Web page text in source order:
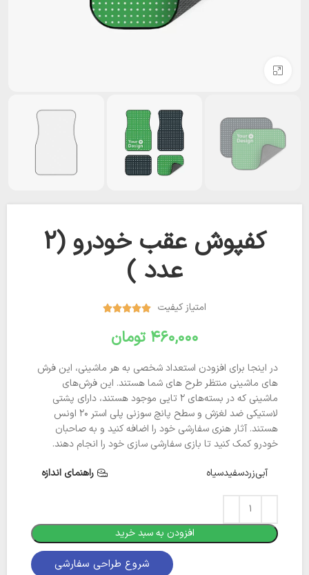
کفپوش عقب خودرو (‌۲
عدد )‌
امتیاز کیفیت 




تومان
در اینجا برای افزودن استعداد شخصی به هر ماشینی، این فرش
های ماشینی منتظر طرح های شما هستند. این فرش‌های
ماشینی که در بسته‌های 2 تایی موجود هستند، دارای پشتی
لاستیکی ضد لغزش و سطح پانچ سوزنی پلی استر 20 اونس
هستند. آثار هنری سفارشی خود را اضافه کنید و به صاحبان
خودرو کمک کنید تا بازی سفارشی سازی خود را انجام دهند.
شروع طراحی سفارشی
آبیزردسفیدسیاه راهنمای اندازه
افزودن به سبد خرید